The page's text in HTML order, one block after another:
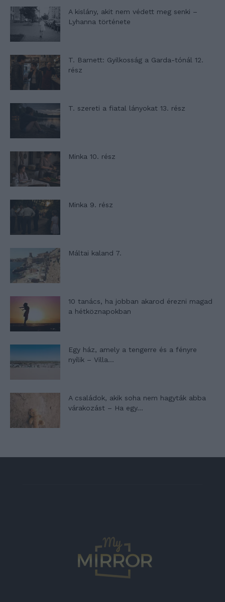
A kislány, akit nem védett meg senki –
Lyhanna története
T. Barnett: Gyilkosság a Garda-tónál 12.
rész
T. szereti a fiatal lányokat 13. rész
Minka 10. rész
Minka 9. rész
Máltai kaland 7.
10 tanács, ha jobban akarod érezni magad
a hétköznapokban
Egy ház, amely a tengerre és a fényre
nyílik – Villa...
A családok, akik soha nem hagyták abba
várakozást – Ha egy...